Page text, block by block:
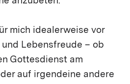
mich idealerweise vor
Lebensfreude – ob
Gottesdienst am
auf irgendeine andere